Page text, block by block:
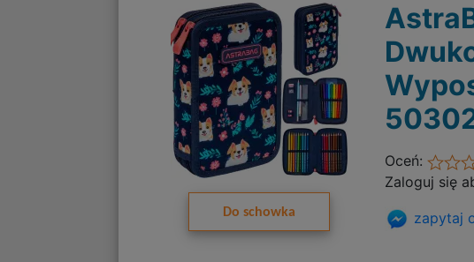
Do schowka
Oceń:
Zaloguj się
zapytaj